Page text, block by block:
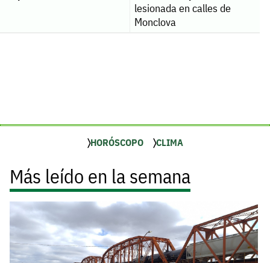
lesionada en calles de
Monclova
HORÓSCOPO CLIMA
Más leído en la semana